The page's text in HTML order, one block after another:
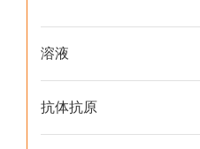
溶液
抗体抗原